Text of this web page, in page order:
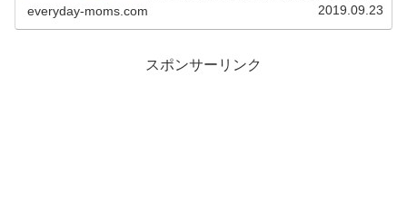
の私です。そんなちょっぴり肌寒い...
everyday-moms.com 2019.09.23
スポンサーリンク